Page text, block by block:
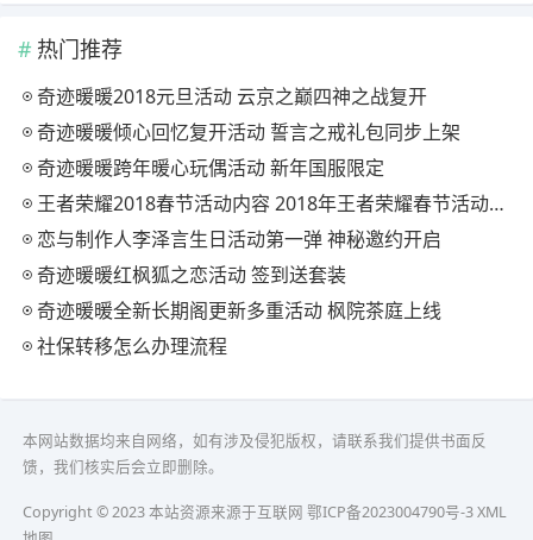
热门推荐
奇迹暖暖2018元旦活动 云京之巅四神之战复开
奇迹暖暖倾心回忆复开活动 誓言之戒礼包同步上架
奇迹暖暖跨年暖心玩偶活动 新年国服限定
王者荣耀2018春节活动内容 2018年王者荣耀春节活动大全
恋与制作人李泽言生日活动第一弹 神秘邀约开启
奇迹暖暖红枫狐之恋活动 签到送套装
奇迹暖暖全新长期阁更新多重活动 枫院茶庭上线
社保转移怎么办理流程
本网站数据均来自网络，如有涉及侵犯版权，请联系我们提供书面反
馈，我们核实后会立即删除。
Copyright © 2023 本站资源来源于互联网 鄂ICP备2023004790号-3XML